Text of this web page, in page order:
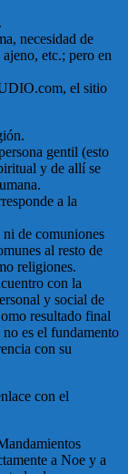
necesidad de
etc.; pero en
el sitio
gentil (esto
y de allí se
a la
de comuniones
al resto de
religiones.
con la
y social de
resultado final
es el fundamento
con su
con el
a Noe y a